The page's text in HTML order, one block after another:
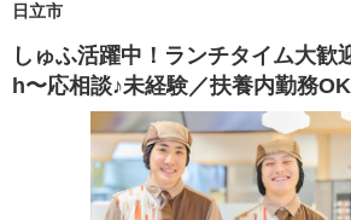
日立市
しゅふ活躍中！ランチタイム大歓
h〜応相談♪未経験／扶養内勤務